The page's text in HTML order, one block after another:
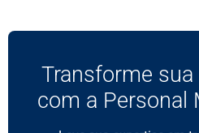
Transforme sua
com a Personal